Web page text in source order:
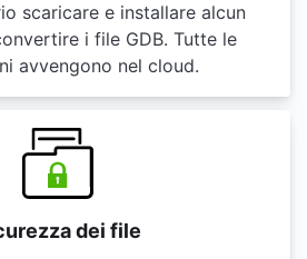
scaricare e installare alcun
i file GDB. Tutte le
avvengono nel cloud.
dei file